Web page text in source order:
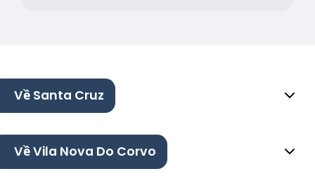
Về Santa Cruz
Về Vila Nova Do Corvo